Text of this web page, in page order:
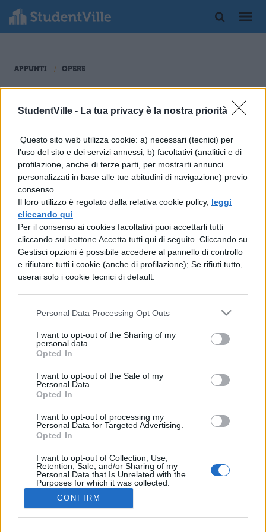
StudentVille - La tua privacy è la nostra priorità
Questo sito web utilizza cookie: a) necessari (tecnici) per
l'uso del sito e dei servizi annessi; b) facoltativi (analitici e di
profilazione, anche di terze parti, per mostrarti annunci
personalizzati in base alle tue abitudini di navigazione) previo
consenso.
Il loro utilizzo è regolato dalla relativa cookie policy, leggi
cliccando qui.
Per il consenso ai cookies facoltativi puoi accettarli tutti
cliccando sul bottone Accetta tutti qui di seguito. Cliccando su
Gestisci opzioni è possibile accedere al pannello di controllo
e rifiutare tutti i cookie (anche di profilazione); Se rifiuti tutto,
userai solo i cookie tecnici di default.
Personal Data Processing Opt Outs
I want to opt-out of the Sharing of my
personal data.
Opted In
I want to opt-out of the Sale of my
Personal Data.
Opted In
I want to opt-out of processing my
Personal Data for Targeted Advertising.
Opted In
I want to opt-out of Collection, Use,
Retention, Sale, and/or Sharing of my
Personal Data that Is Unrelated with the
Purposes for which it was collected.
Opted Out
CONFIRM
APPUNTI OPERE
Storie di uomini illustri di Cornelio Nepote.
LETTERATURA LATINA
Rassegna di re famosi,
Par. 1
LETTERATURA LATINA
Rassegna di re famosi, Par. 3
Chi siamo
Note legali